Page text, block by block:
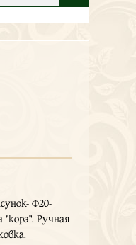
Ф20-
"кора". Ручная